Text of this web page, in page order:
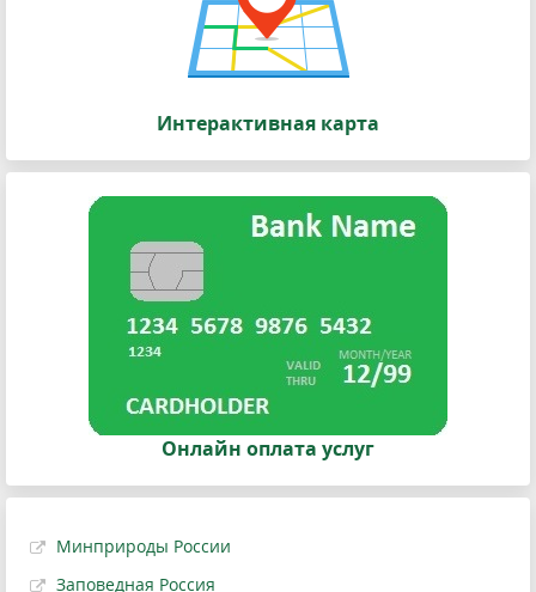
Интерактивная карта
Онлайн оплата услуг
Минприроды России
Заповедная Россия